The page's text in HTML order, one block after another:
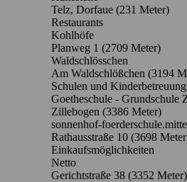
Telz, Dorfaue (231 Meter)
Restaurants
Kohlhöfe
Planweg 1 (2709 Meter)
Waldschlösschen
Am Waldschlößchen (3194
Schulen und Kinderbetreuung
Goetheschule - Grundschule
Zillebogen (3386 Meter)
sonnenhof-
Rathausstraße 10 (3698
Einkaufsmöglichkeiten
Netto
Gerichtstraße 38 (3352 Meter)